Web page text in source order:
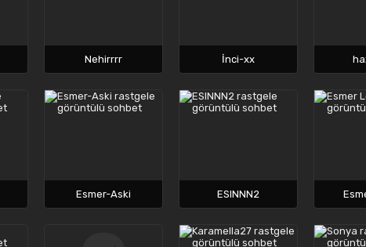
Nehirrrr İnci-xx
Esmer-Aski ESINNN2